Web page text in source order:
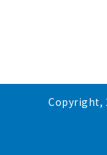
Copyright,